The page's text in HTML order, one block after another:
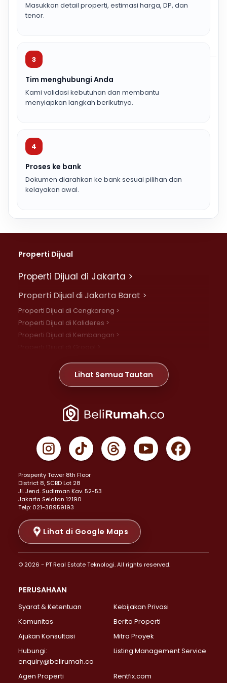
Masukkan detail properti, estimasi harga, DP, dan
tenor.
3
Tim menghubungi Anda
Kami validasi kebutuhan dan membantu
menyiapkan langkah berikutnya.
4
Proses ke bank
Dokumen diarahkan ke bank sesuai pilihan dan
kelayakan awal.
Properti Dijual
Properti Dijual di Jakarta >
Properti Dijual di Jakarta Barat >
Properti Dijual di Cengkareng >
Properti Dijual di Kalideres >
Properti Dijual di Kembangan >
Properti Dijual di Meruya >
Properti Dijual di Jelambar >
Properti Dijual di Jakarta Pusat >
Properti Dijual di Gambir >
Properti Dijual di Johar Baru >
Properti Dijual di Menteng >
Properti Dijual di Senen >
Properti Dijual di Tanah Abang >
Properti Dijual di Cikini >
Properti Dijual di Kramat >
Properti Dijual di Pasar Baru >
Properti Dijual di Bendungan Hilir >
Properti Dijual di Jakarta Selatan >
Properti Dijual di Lebak Bulus >
Properti Dijual di Gandaria Selatan >
Properti Dijual di Pondok Labu >
Properti Dijual di Lenteng Agung >
Properti Dijual di Senayan >
Properti Dijual di Pondok Pinang >
Lihat Semua Tautan
Prosperity Tower 8th Floor
District 8, SCBD Lot 28
JI. Jend. Sudirman Kav. 52-53
Jakarta Selatan 12190
Telp: 021-38959193
Lihat di Google Maps
© 2026 - PT Real Estate Teknologi. All rights reserved.
PERUSAHAAN
Syarat & Ketentuan
Kebijakan Privasi
Komunitas
Berita Properti
Ajukan Konsultasi
Mitra Proyek
Hubungi:
enquiry@belirumah.co
Listing Management Service
Agen Properti Rentfix.com